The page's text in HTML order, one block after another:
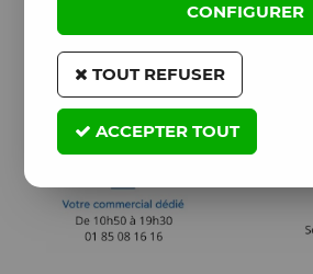
CONFIGURER
TOUT REFUSER
ACCEPTER TOUT